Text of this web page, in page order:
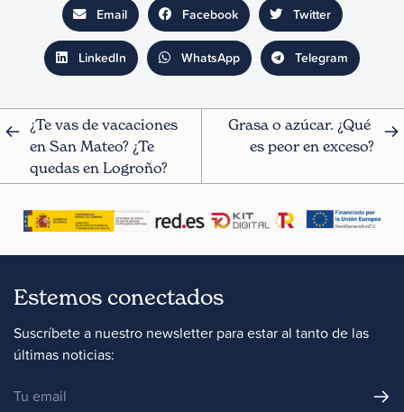
Email Facebook Twitter
LinkedIn WhatsApp Telegram
¿Te vas de vacaciones
en San Mateo? ¿Te
quedas en Logroño?
Grasa o azúcar. ¿Qué
es peor en exceso?
Estemos conectados
Suscríbete a nuestro newsletter para estar al tanto de las
últimas noticias: